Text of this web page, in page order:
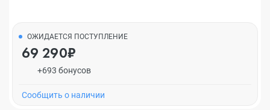
ОЖИДАЕТСЯ ПОСТУПЛЕНИЕ
69 290₽
+693 бонусов
Cообщить о наличии